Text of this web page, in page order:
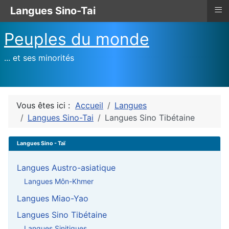
Peuples du monde
... et ses minorités
Vous êtes ici : Accueil
Langues
Langues Sino-Tai
Langues Sino Tibétaine
Langues Sino - Taï
Langues Austro-asiatique
Langues Môn-Khmer
Langues Miao-Yao
Langues Sino Tibétaine
Langues Sino-Tai ≡